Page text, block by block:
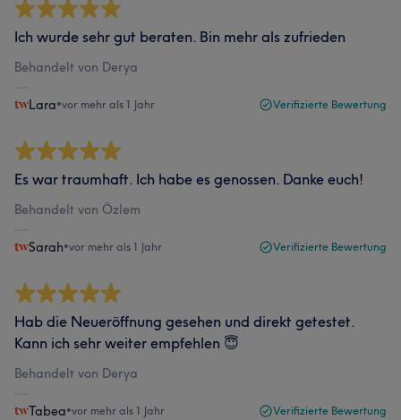
Ich wurde sehr gut beraten. Bin mehr als zufrieden
Behandelt von Derya
Lara•vor mehr als 1 Jahr Verifizierte Bewertung
Es war traumhaft. Ich habe es genossen. Danke euch!
Behandelt von Özlem
Sarah•vor mehr als 1 Jahr Verifizierte Bewertung
Hab die Neueröffnung gesehen und direkt getestet.
Kann ich sehr weiter empfehlen 😇
Behandelt von Derya
Tabea•vor mehr als 1 Jahr Verifizierte Bewertung